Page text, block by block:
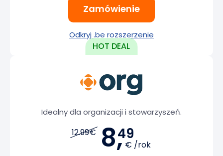
Zamówienie
Odkryj .be rozszerzenie
Idealny dla organizacji i stowarzyszeń.
12.99€ 8,49
€ /rok